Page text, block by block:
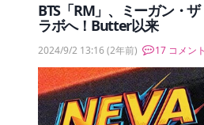
BTS「RM」、ミーガン・
ラボへ！Butter以来
2024/9/2 13:16(2年前) 17 コメント